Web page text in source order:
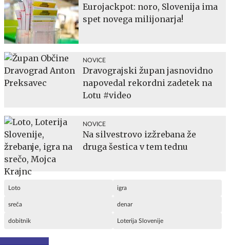
Eurojackpot: noro, Slovenija ima
spet novega milijonarja!
NOVICE
Dravograjski župan jasnovidno
napovedal rekordni zadetek na
Lotu #video
NOVICE
Na silvestrovo izžrebana že
druga šestica v tem tednu
Loto igra
sreča denar
dobitnik Loterija Slovenije